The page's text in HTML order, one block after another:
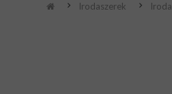
Irodaszerek